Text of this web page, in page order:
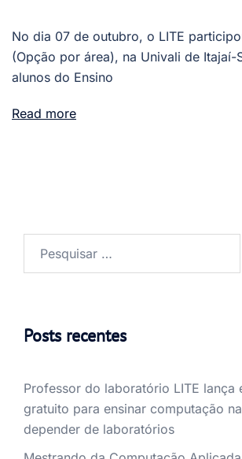
No dia 07 de outubro, o LITE
(Opção por área), na Univali de Itajaí-
alunos do Ensino
Read more
Posts recentes
Professor do laboratório LITE lança
gratuito para ensinar computação
depender de laboratórios